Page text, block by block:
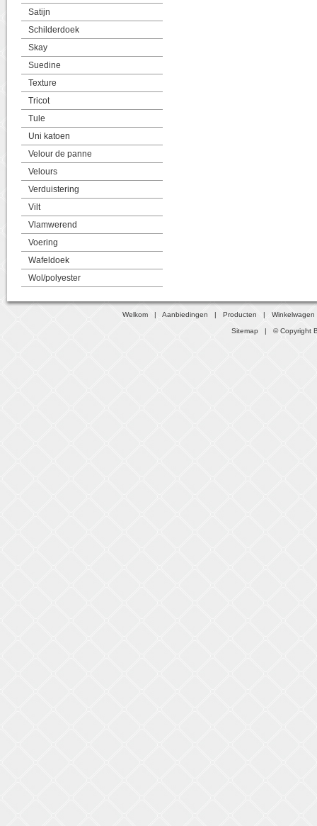
Satijn
Schilderdoek
Skay
Suedine
Texture
Tricot
Tule
Uni katoen
Velour de panne
Velours
Verduistering
Vilt
Vlamwerend
Voering
Wafeldoek
Wol/polyester
Welkom |Aanbiedingen |Producten |Winkelwagen
Sitemap | © Copyright